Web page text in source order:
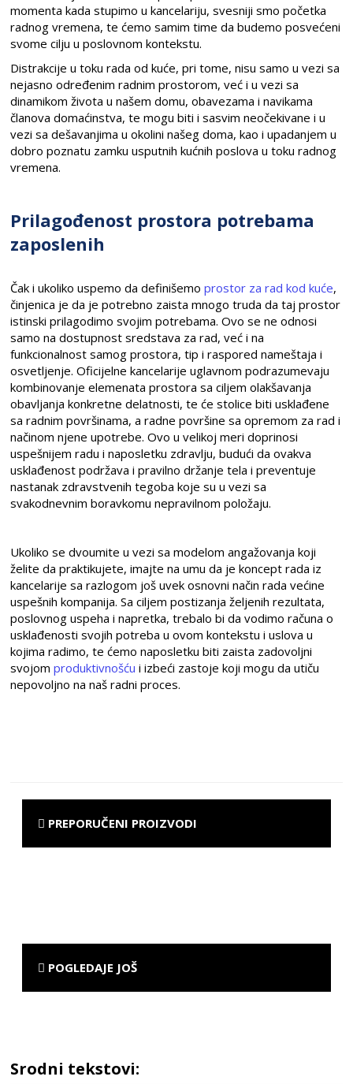
momenta kada stupimo u kancelariju, svesniji smo početka
radnog vremena, te ćemo samim time da budemo posvećeni
svome cilju u poslovnom kontekstu.
Distrakcije u toku rada od kuće, pri tome, nisu samo u vezi sa
nejasno određenim radnim prostorom, već i u vezi sa
dinamikom života u našem domu, obavezama i navikama
članova domaćinstva, te mogu biti i sasvim neočekivane i u
vezi sa dešavanjima u okolini našeg doma, kao i upadanjem u
dobro poznatu zamku usputnih kućnih poslova u toku radnog
vremena.
Prilagođenost prostora potrebama
zaposlenih
Čak i ukoliko uspemo da definišemoprostor za rad kod kuće,
činjenica je da je potrebno zaista mnogo truda da taj prostor
istinski prilagodimo svojim potrebama. Ovo se ne odnosi
samo na dostupnost sredstava za rad, već i na
funkcionalnost samog prostora, tip i raspored nameštaja i
osvetljenje. Oficijelne kancelarije uglavnom podrazumevaju
kombinovanje elemenata prostora sa ciljem olakšavanja
obavljanja konkretne delatnosti, te će stolice biti usklađene
sa radnim površinama, a radne površine sa opremom za rad i
načinom njene upotrebe. Ovo u velikoj meri doprinosi
uspešnijem radu i naposletku zdravlju, budući da ovakva
usklađenost podržava i pravilno držanje tela i preventuje
nastanak zdravstvenih tegoba koje su u vezi sa
svakodnevnim boravkomu nepravilnom položaju.
Ukoliko se dvoumite u vezi sa modelom angažovanja koji
želite da praktikujete, imajte na umu da je koncept rada iz
kancelarije sa razlogom još uvek osnovni način rada većine
uspešnih kompanija. Sa ciljem postizanja željenih rezultata,
poslovnog uspeha i napretka, trebalo bi da vodimo računa o
usklađenosti svojih potreba u ovom kontekstu i uslova u
kojima radimo, te ćemo naposletku biti zaista zadovoljni
svojomproduktivnošću i izbeći zastoje koji mogu da utiču
nepovoljno na naš radni proces.
PREPORUČENI PROIZVODI
POGLEDAJE JOŠ
Srodni tekstovi: